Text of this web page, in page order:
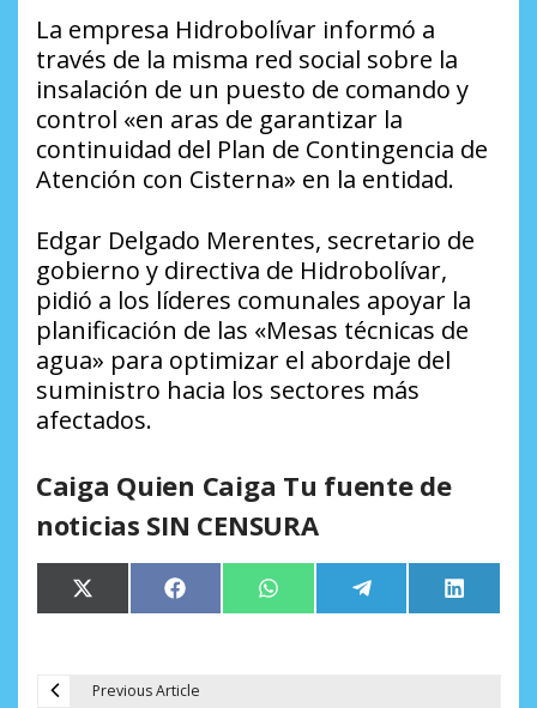
La empresa Hidrobolívar informó a
través de la misma red social sobre la
insalación de un puesto de comando y
control «en aras de garantizar la
continuidad del Plan de Contingencia de
Atención con Cisterna» en la entidad.
Edgar Delgado Merentes, secretario de
gobierno y directiva de Hidrobolívar,
pidió a los líderes comunales apoyar la
planificación de las «Mesas técnicas de
agua» para optimizar el abordaje del
suministro hacia los sectores más
afectados.
Caiga Quien Caiga Tu fuente de
noticias SIN CENSURA
Compartir
en
X
(Twitter)
Compartir
en
Facebook Compartir
en
WhatsApp Compartir
en
Telegram
en
LinkedIn
Previous Article